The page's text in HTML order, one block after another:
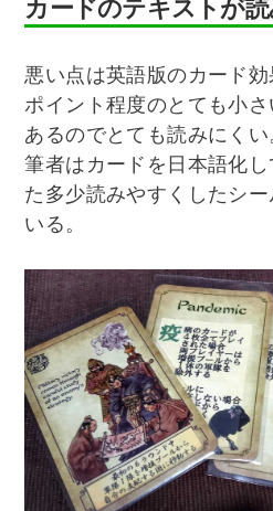
カードのテキストが
悪い点は英語版のカード
ポイント程度のとても小
あるのでとても読みにくい
筆者はカードを日本語化
た多少読みやすくしたシ
いる。